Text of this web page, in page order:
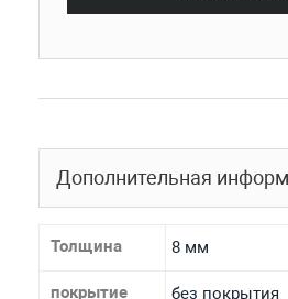
Дополнительная
Толщина 8 мм
покрытие без покрытия